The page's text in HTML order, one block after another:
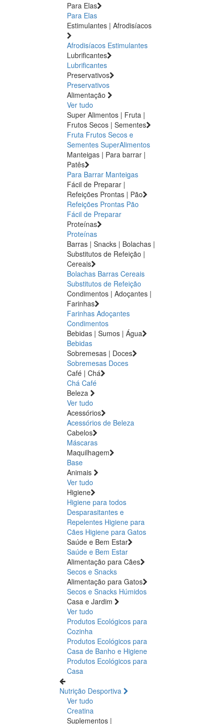
Para Elas
Para Elas
Estimulantes | Afrodisíacos
Afrodisíacos Estimulantes
Lubrificantes
Lubrificantes
Preservativos
Preservativos
Alimentação
Ver tudo
Super Alimentos | Fruta |
Frutos Secos | Sementes
Fruta Frutos Secos e
Sementes SuperAlimentos
Manteigas | Para barrar |
Patês
Para Barrar Manteigas
Fácil de Preparar |
Refeições Prontas | Pão
Refeições Prontas Pão
Fácil de Preparar
Proteínas
Proteínas
Barras | Snacks | Bolachas |
Substitutos de Refeição |
Cereais
Bolachas Barras Cereais
Substitutos de Refeição
Condimentos | Adoçantes |
Farinhas
Farinhas Adoçantes
Condimentos
Bebidas | Sumos | Água
Bebidas
Sobremesas | Doces
Sobremesas Doces
Café | Chá
Chá Café
Beleza
Ver tudo
Acessórios
Acessórios de Beleza
Cabelos
Máscaras
Maquilhagem
Base
Animais
Ver tudo
Higiene
Higiene para todos
Desparasitantes e
Repelentes Higiene para
Cães Higiene para Gatos
Saúde e Bem Estar
Saúde e Bem Estar
Alimentação para Cães
Secos e Snacks
Alimentação para Gatos
Secos e Snacks Húmidos
Casa e Jardim
Ver tudo
Produtos Ecológicos para
Cozinha
Produtos Ecológicos para
Casa de Banho e Higiene
Produtos Ecológicos para
Casa
Nutrição Desportiva
Ver tudo
Creatina
Suplementos |